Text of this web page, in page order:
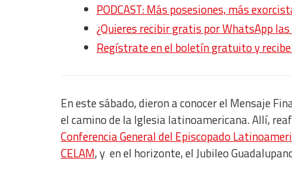
PODCAST: Más posesiones, más
¿Quieres recibir gratis por WhatsApp
Regístrate en el boletín gratuito y
En este sábado, dieron a conocer el Mensaje
el camino de la Iglesia latinoamericana. Allí,
Conferencia General del Episcopado
CELAM, y en el horizonte, el Jubileo